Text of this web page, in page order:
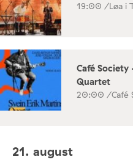
19:00 /Løa i
Café
Quartet
20:00 /Café
21. august